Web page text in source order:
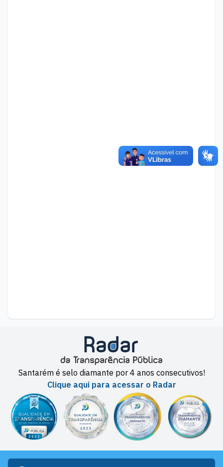
Santarém é selo diamante por 4 anos consecutivos!
Clique aqui para acessar o Radar